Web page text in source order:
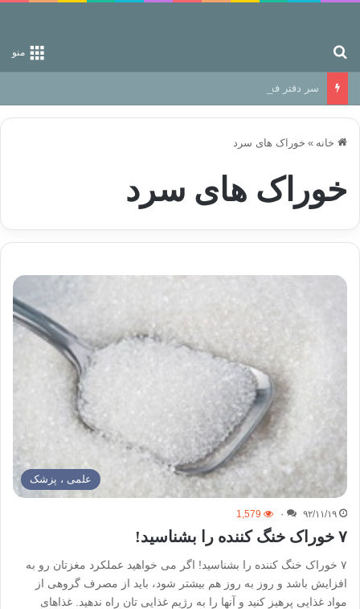
منو
سر دفتر فساد در زمین‌، دوری وکناره‌گیری از راه خداست‌!
خانه » خوراک های سرد
خوراک های سرد
علمی ، پزشک
۹۲/۱۱/۱۹ ۰ 1,579
۷ خوراک خنگ کننده را بشناسید!
۷ خوراک خنگ کننده را بشناسید! اگر می خواهید عملکرد مغزتان رو به
افزایش باشد و روز به روز هم بیشتر شود، باید از مصرف گروهی از
مواد غذایی پرهیز کنید و آنها را به رژیم غذایی تان راه ندهید. غذاهای